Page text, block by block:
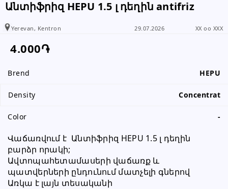
Անտիֆրիզ HEPU 1.5 լ դեղին antifriz
Yerevan, Kentron 29.07.2026 XX oo XXX
4.000֏
Brend HEPU
Density Concentrat
Color -
Վաճառվում է  Անտիֆրիզ HEPU 1.5 լ դեղին
բարձր որակի;
Ավտոպահետամասերի վաճառք և
պատվերների ընդունում մատչելի գներով
Առկա է լայն տեսականի
you have received information from